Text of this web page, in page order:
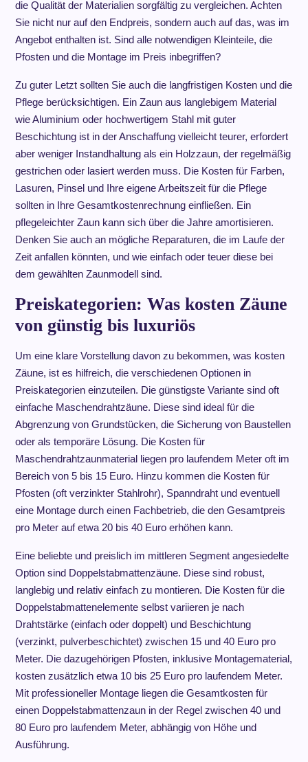
die Qualität der Materialien sorgfältig zu vergleichen. Achten
Sie nicht nur auf den Endpreis, sondern auch auf das, was im
Angebot enthalten ist. Sind alle notwendigen Kleinteile, die
Pfosten und die Montage im Preis inbegriffen?
Zu guter Letzt sollten Sie auch die langfristigen Kosten und die
Pflege berücksichtigen. Ein Zaun aus langlebigem Material
wie Aluminium oder hochwertigem Stahl mit guter
Beschichtung ist in der Anschaffung vielleicht teurer, erfordert
aber weniger Instandhaltung als ein Holzzaun, der regelmäßig
gestrichen oder lasiert werden muss. Die Kosten für Farben,
Lasuren, Pinsel und Ihre eigene Arbeitszeit für die Pflege
sollten in Ihre Gesamtkostenrechnung einfließen. Ein
pflegeleichter Zaun kann sich über die Jahre amortisieren.
Denken Sie auch an mögliche Reparaturen, die im Laufe der
Zeit anfallen könnten, und wie einfach oder teuer diese bei
dem gewählten Zaunmodell sind.
Preiskategorien: Was kosten Zäune
von günstig bis luxuriös
Um eine klare Vorstellung davon zu bekommen, was kosten
Zäune, ist es hilfreich, die verschiedenen Optionen in
Preiskategorien einzuteilen. Die günstigste Variante sind oft
einfache Maschendrahtzäune. Diese sind ideal für die
Abgrenzung von Grundstücken, die Sicherung von Baustellen
oder als temporäre Lösung. Die Kosten für
Maschendrahtzaunmaterial liegen pro laufendem Meter oft im
Bereich von 5 bis 15 Euro. Hinzu kommen die Kosten für
Pfosten (oft verzinkter Stahlrohr), Spanndraht und eventuell
eine Montage durch einen Fachbetrieb, die den Gesamtpreis
pro Meter auf etwa 20 bis 40 Euro erhöhen kann.
Eine beliebte und preislich im mittleren Segment angesiedelte
Option sind Doppelstabmattenzäune. Diese sind robust,
langlebig und relativ einfach zu montieren. Die Kosten für die
Doppelstabmattenelemente selbst variieren je nach
Drahtstärke (einfach oder doppelt) und Beschichtung
(verzinkt, pulverbeschichtet) zwischen 15 und 40 Euro pro
Meter. Die dazugehörigen Pfosten, inklusive Montagematerial,
kosten zusätzlich etwa 10 bis 25 Euro pro laufendem Meter.
Mit professioneller Montage liegen die Gesamtkosten für
einen Doppelstabmattenzaun in der Regel zwischen 40 und
80 Euro pro laufendem Meter, abhängig von Höhe und
Ausführung.